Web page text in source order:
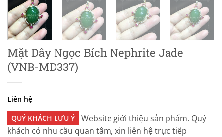
Mặt Dây Ngọc Bích Nephrite Jade
(VNB-MD337)
Liên hệ
QUÝ KHÁCH LƯU Ý
Website giới thiệu sản phẩm. Quý
khách có nhu cầu quan tâm, xin liên hệ trực tiếp